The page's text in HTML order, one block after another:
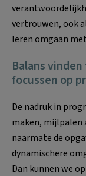
vertrouwen, ook
leren omgaan
Balans
focussen op
De nadruk in
maken, mijlpalen
naarmate de
dynamischere
Dan kunnen we